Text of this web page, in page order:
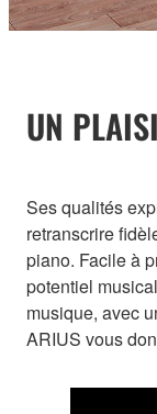
UN
Ses qualités
retranscrire
piano. Facile à
potentiel
musique, avec
ARIUS vous